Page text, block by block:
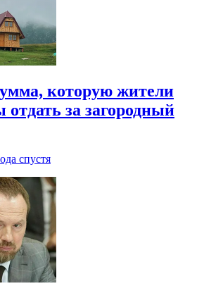
которую жители
за загородный
спустя